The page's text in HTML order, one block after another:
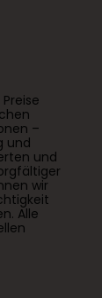
–
und
und
wir
Alle